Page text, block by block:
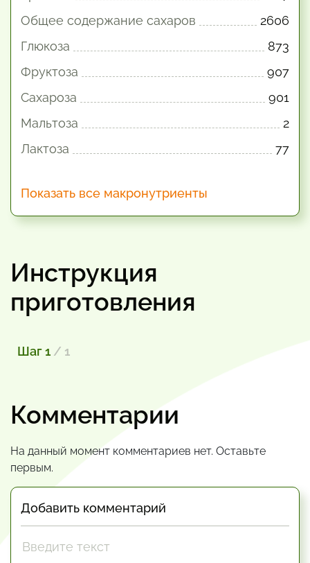
Общее содержание сахаров
2606
Глюкоза
873
Фруктоза
907
Сахароза
901
Мальтоза
2
Лактоза
77
Показать все макронутриенты
Инструкция
приготовления
Шаг 1 / 1
Комментарии
На данный момент комментариев нет. Оставьте
первым.
Добавить комментарий